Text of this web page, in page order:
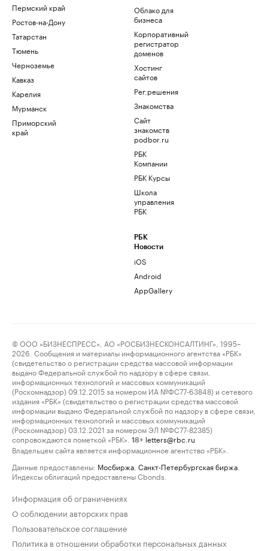
Пермский край
Ростов-на-Дону
Татарстан
Тюмень
Черноземье
Кавказ
Карелия
Мурманск
Приморский
край
Облако для
бизнеса
Корпоративный
регистратор
доменов
Хостинг
сайтов
Рег.решения
Знакомства
Сайт
знакомств
podbor.ru
РБК
Компании
РБК Курсы
Школа
управления
РБК
РБК
Новости
iOS
Android
AppGallery
© ООО «БИЗНЕСПРЕСС», АО «РОСБИЗНЕСКОНСАЛТИНГ», 1995–
2026. Сообщения и материалы информационного агентства «РБК»
(свидетельство о регистрации средства массовой информации
выдано Федеральной службой по надзору в сфере связи,
информационных технологий и массовых коммуникаций
(Роскомнадзор) 09.12.2015 за номером ИА №ФС77-63848) и сетевого
издания «РБК» (свидетельство о регистрации средства массовой
информации выдано Федеральной службой по надзору в сфере связи,
информационных технологий и массовых коммуникаций
(Роскомнадзор) 03.12.2021 за номером ЭЛ №ФС77-82385)
сопровождаются пометкой «РБК».
18+ letters@rbc.ru
Владельцем сайта является информационное агентство «РБК».
Данные предоставлены: Мосбиржа Санкт-Петербургская биржа
Индексы облигаций предоставлены Cbonds.
Информация об ограничениях
О соблюдении авторских прав
Пользовательское соглашение
Политика в отношении обработки персональных данных